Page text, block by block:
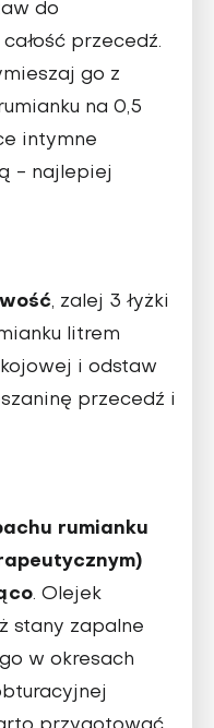
do
przecedź.
go z
na 0,5
intymne
- najlepiej
, zalej 3 łyżki
litrem
i odstaw
przecedź i
rumianku
. Olejek
stany zapalne
w okresach